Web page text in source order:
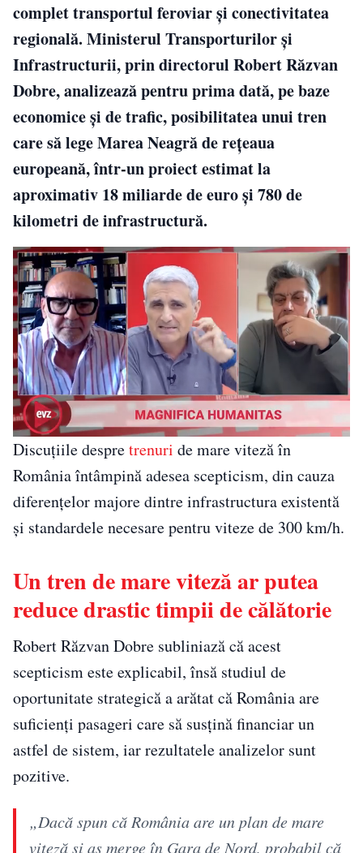
complet transportul feroviar și conectivitatea
regională. Ministerul Transporturilor și
Infrastructurii, prin directorul Robert Răzvan
Dobre, analizează pentru prima dată, pe baze
economice și de trafic, posibilitatea unui tren
care să lege Marea Neagră de rețeaua
europeană, într-un proiect estimat la
aproximativ 18 miliarde de euro și 780 de
kilometri de infrastructură.
Discuțiile despretrenuri de mare viteză în
România întâmpină adesea scepticism, din cauza
diferențelor majore dintre infrastructura existentă
și standardele necesare pentru viteze de 300 km/h.
Un tren de mare viteză ar putea
reduce drastic timpii de călătorie
Robert Răzvan Dobre subliniază că acest
scepticism este explicabil, însă studiul de
oportunitate strategică a arătat că România are
suficienți pasageri care să susțină financiar un
astfel de sistem, iar rezultatele analizelor sunt
pozitive.
„Dacă spun că România are un plan de mare
viteză şi aş merge în Gara de Nord, probabil că